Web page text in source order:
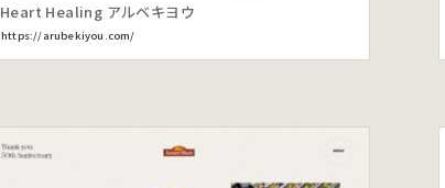
Heart Healing アルベキヨウ
https://arubekiyou.com/